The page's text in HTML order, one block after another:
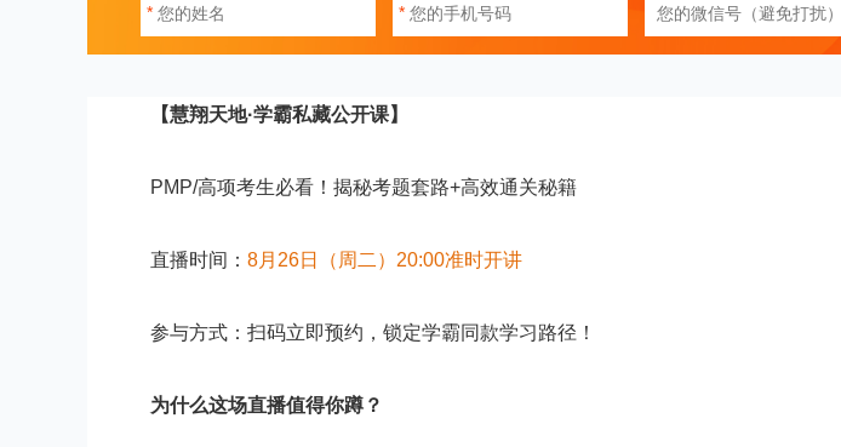
* *
【慧翔天地·学霸私藏公开课】
PMP/高项考生必看！揭秘考题套路+高效通关秘籍
直播时间： 8月26日（周二）20:00准时开讲
参与方式：扫码立即预约，锁定学霸同款学习路径！
为什么这场直播值得你蹲？